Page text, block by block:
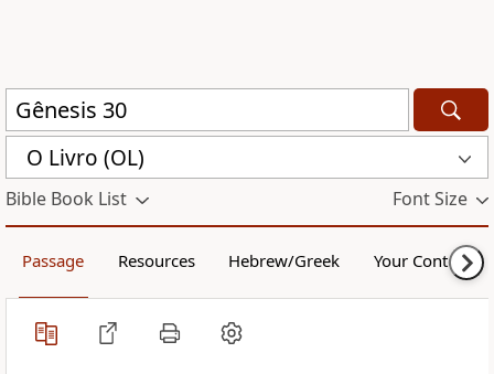
O Livro (OL)
Bible Book List Font Size
Passage Resources Hebrew/Greek Your Content